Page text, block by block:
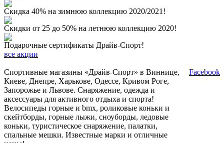
Скидка 40% на зимнюю коллекцию 2020/2021!
Скидки от 25 до 50% на летнюю коллекцию 2020!
Подарочные сертификаты Драйв-Спорт!
все акции
Спортивные магазины «Драйв-Спорт» в Виннице,
Киеве, Днепре, Харькове, Одессе, Кривом Роге,
Запорожье и Львове. Снаряжение, одежда и
аксессуары для активного отдыха и спорта!
Велосипеды горные и bmx, роликовые коньки и
скейтборды, горные лыжи, сноуборды, ледовые
коньки, туристическое снаряжение, палатки,
спальные мешки. Известные марки и отличные
Facebook